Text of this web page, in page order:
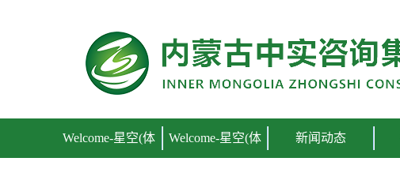
Welcome-星空(体 Welcome-星空(体 新闻动态